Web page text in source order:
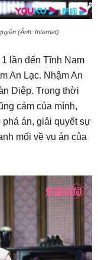
(Ảnh: Internet)
lần đến Tĩnh Nam
An Lạc. Nhậm An
Diệp. Trong thời
cảm của mình,
phá án, giải quyết sự
mối về vụ án của